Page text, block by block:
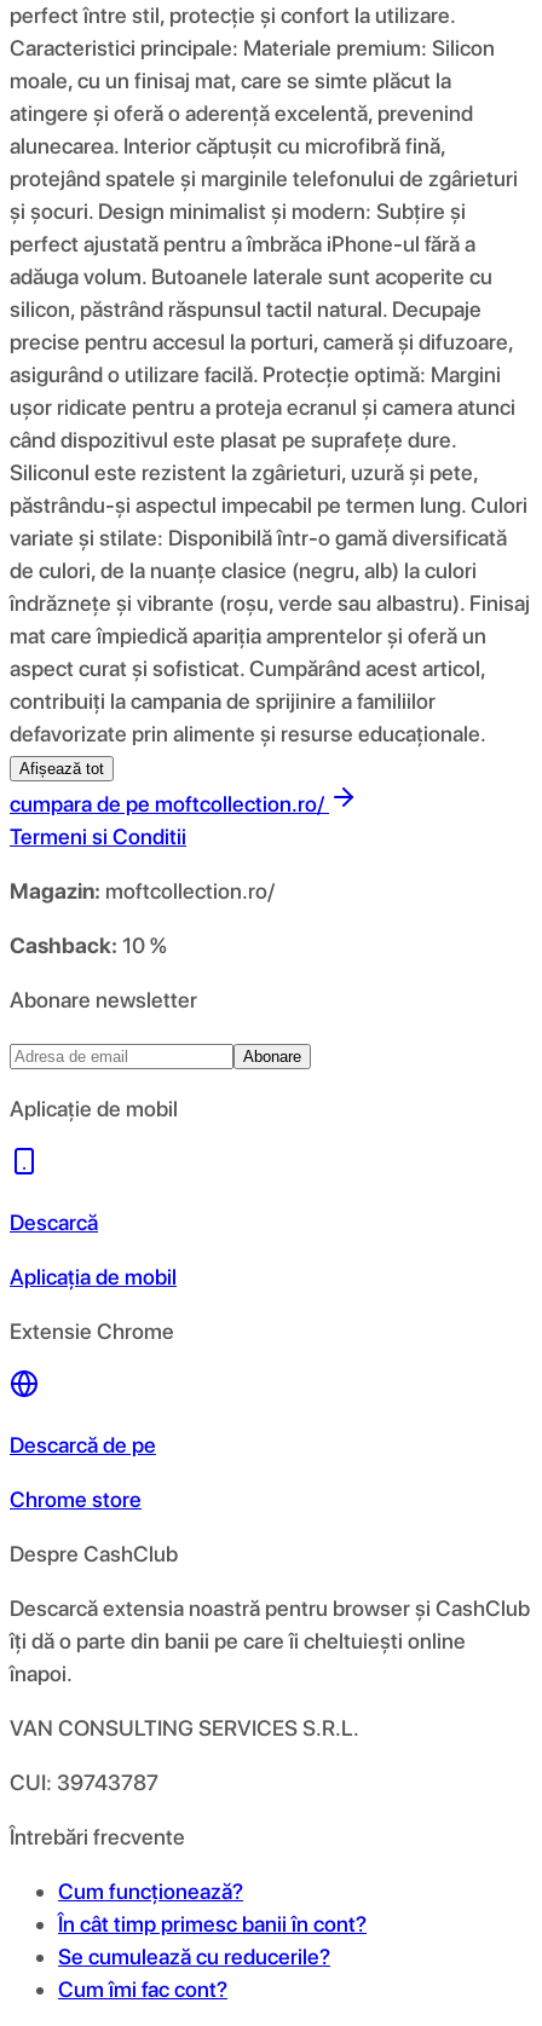
perfect între stil, protecție și confort la utilizare.
Caracteristici principale: Materiale premium: Silicon
moale, cu un finisaj mat, care se simte plăcut la
atingere și oferă o aderență excelentă, prevenind
alunecarea. Interior căptușit cu microfibră fină,
protejând spatele și marginile telefonului de zgârieturi
și șocuri. Design minimalist și modern: Subțire și
perfect ajustată pentru a îmbrăca iPhone-ul fără a
adăuga volum. Butoanele laterale sunt acoperite cu
silicon, păstrând răspunsul tactil natural. Decupaje
precise pentru accesul la porturi, cameră și difuzoare,
asigurând o utilizare facilă. Protecție optimă: Margini
ușor ridicate pentru a proteja ecranul și camera atunci
când dispozitivul este plasat pe suprafețe dure.
Siliconul este rezistent la zgârieturi, uzură și pete,
păstrându-și aspectul impecabil pe termen lung. Culori
variate și stilate: Disponibilă într-o gamă diversificată
de culori, de la nuanțe clasice (negru, alb) la culori
îndrăznețe și vibrante (roșu, verde sau albastru). Finisaj
mat care împiedică apariția amprentelor și oferă un
aspect curat și sofisticat. Cumpărând acest articol,
contribuiți la campania de sprijinire a familiilor
defavorizate prin alimente și resurse educaționale.
Afișează tot
cumpara de pe moftcollection.ro/
Termeni si Conditii
Magazin: moftcollection.ro/
Cashback: 10 %
Abonare newsletter
Abonare
Aplicație de mobil
Descarcă
Aplicația de mobil
Extensie Chrome
Descarcă de pe
Chrome store
Despre CashClub
Descarcă extensia noastră pentru browser și CashClub
îți dă o parte din banii pe care îi cheltuiești online
înapoi.
VAN CONSULTING SERVICES S.R.L.
CUI: 39743787
Întrebări frecvente
Cum funcționează?
În cât timp primesc banii în cont?
Se cumulează cu reducerile?
Cum îmi fac cont?